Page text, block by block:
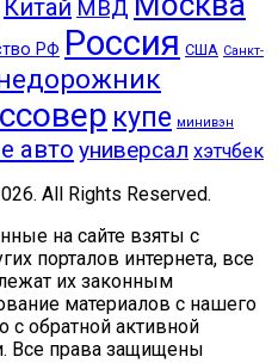
Китай МВД
РФ Россия США Санкт-
купе минивэн
авто универсал хэтчбек
All Rights Reserved.
на сайте взяты с
порталов интернета, все
их законным
материалов с нашего
с обратной активной
Все права защищены